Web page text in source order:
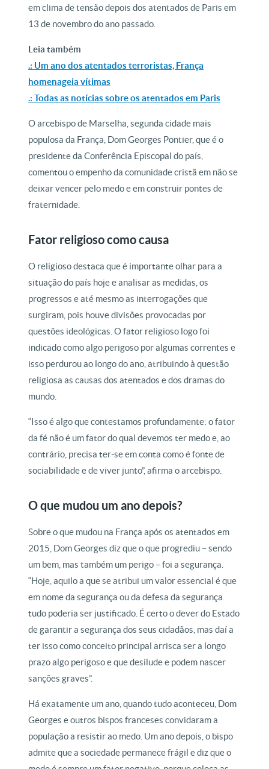
em clima de tensão depois dos atentados de Paris em
13 de novembro do ano passado.
Leia também
.: Um ano dos atentados terroristas, França
homenageia vítimas
.: Todas as notícias sobre os atentados em Paris
O arcebispo de Marselha, segunda cidade mais
populosa da França, Dom Georges Pontier, que é o
presidente da Conferência Episcopal do país,
comentou o empenho da comunidade cristã em não se
deixar vencer pelo medo e em construir pontes de
fraternidade.
Fator religioso como causa
O religioso destaca que é importante olhar para a
situação do país hoje e analisar as medidas, os
progressos e até mesmo as interrogações que
surgiram, pois houve divisões provocadas por
questões ideológicas. O fator religioso logo foi
indicado como algo perigoso por algumas correntes e
isso perdurou ao longo do ano, atribuindo à questão
religiosa as causas dos atentados e dos dramas do
mundo.
“Isso é algo que contestamos profundamente: o fator
da fé não é um fator do qual devemos ter medo e, ao
contrário, precisa ter-se em conta como é fonte de
sociabilidade e de viver junto”, afirma o arcebispo.
O que mudou um ano depois?
Sobre o que mudou na França após os atentados em
2015, Dom Georges diz que o que progrediu – sendo
um bem, mas também um perigo – foi a segurança.
“Hoje, aquilo a que se atribui um valor essencial é que
em nome da segurança ou da defesa da segurança
tudo poderia ser justificado. É certo o dever do Estado
de garantir a segurança dos seus cidadãos, mas daí a
ter isso como conceito principal arrisca ser a longo
prazo algo perigoso e que desilude e podem nascer
sanções graves”.
Há exatamente um ano, quando tudo aconteceu, Dom
Georges e outros bispos franceses convidaram a
população a resistir ao medo. Um ano depois, o bispo
admite que a sociedade permanece frágil e diz que o